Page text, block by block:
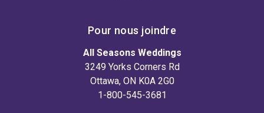
Pour nous joindre
All Seasons Weddings
3249 Yorks Corners Rd
Ottawa, ON K0A 2G0
1-800-545-3681